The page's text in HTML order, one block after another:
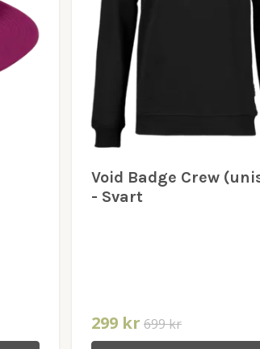
Void Badge Crew
- Svart
299 kr 699 kr